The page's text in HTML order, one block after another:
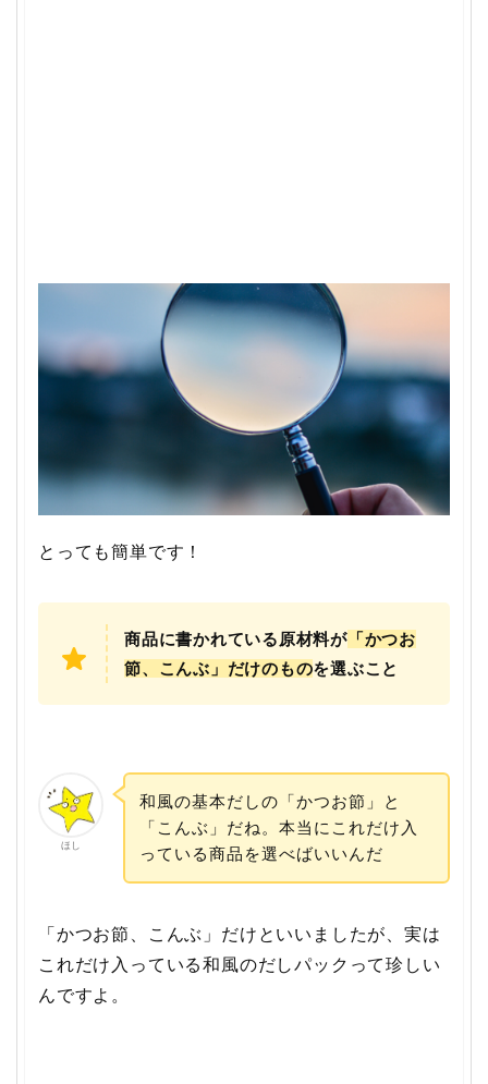
とっても簡単です！
商品に書かれている原材料が「かつお
節、こんぶ」だけのものを選ぶこと
ほし
和風の基本だしの「かつお節」と
「こんぶ」だね。本当にこれだけ入
っている商品を選べばいいんだ
「かつお節、こんぶ」だけといいましたが、実は
これだけ入っている和風のだしパックって珍しい
んですよ。